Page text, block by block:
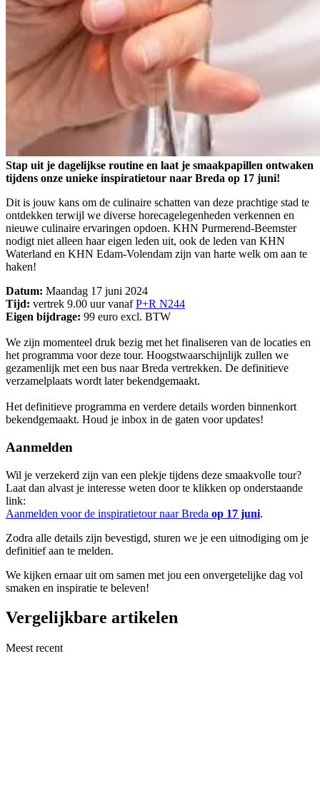
Stap uit je dagelijkse routine en laat je smaakpapillen ontwaken
tijdens onze unieke inspiratietour naar Breda op 17 juni!
Dit is jouw kans om de culinaire schatten van deze prachtige stad te
ontdekken terwijl we diverse horecagelegenheden verkennen en
nieuwe culinaire ervaringen opdoen. KHN Purmerend-Beemster
nodigt niet alleen haar eigen leden uit, ook de leden van KHN
Waterland en KHN Edam-Volendam zijn van harte welk om aan te
haken!
Datum: Maandag 17 juni 2024
Tijd: vertrek 9.00 uur vanafP+R N244
Eigen bijdrage: 99 euro excl. BTW
We zijn momenteel druk bezig met het finaliseren van de locaties en
het programma voor deze tour. Hoogstwaarschijnlijk zullen we
gezamenlijk met een bus naar Breda vertrekken. De definitieve
verzamelplaats wordt later bekendgemaakt.
Het definitieve programma en verdere details worden binnenkort
bekendgemaakt. Houd je inbox in de gaten voor updates!
Aanmelden
Wil je verzekerd zijn van een plekje tijdens deze smaakvolle tour?
Laat dan alvast je interesse weten door te klikken op onderstaande
link:
Aanmelden voor de inspiratietour naar Breda op 17 juni.
Zodra alle details zijn bevestigd, sturen we je een uitnodiging om je
definitief aan te melden.
We kijken ernaar uit om samen met jou een onvergetelijke dag vol
smaken en inspiratie te beleven!
Vergelijkbare artikelen
Meest recent